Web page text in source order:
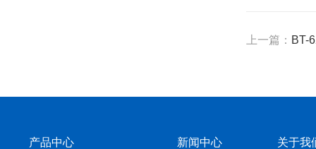
上一篇： BT-
产品中心 新闻中心 关于我